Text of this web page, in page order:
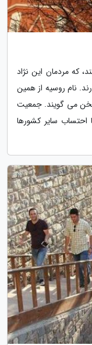
که مردمان این نژاد
نام روسیه از همین
می گویند. جمعیت
115٬889٬107 نفر و با احتساب سایر کشورها